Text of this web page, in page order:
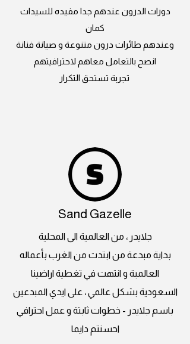
دورات الدرون عندهم جدا مفيده للسيدات
كمان
وعندهم طائرات درون متنوعة و صيانة فنانة
انصح بالتعامل معاهم لاحترافيتهم
Sand Gazelle
جلايدر ، من العالمية الى المحلية
بداية مبدعة من ابتدت من الغرب بأعماله
العالمبة و انتهت في تغطية اراضينا
السعودية بشكل عالمي ، على ايدي المبدعين
باسم جلايدر - خطوات ثابتة و عمل احترافي
احسنتم دايما